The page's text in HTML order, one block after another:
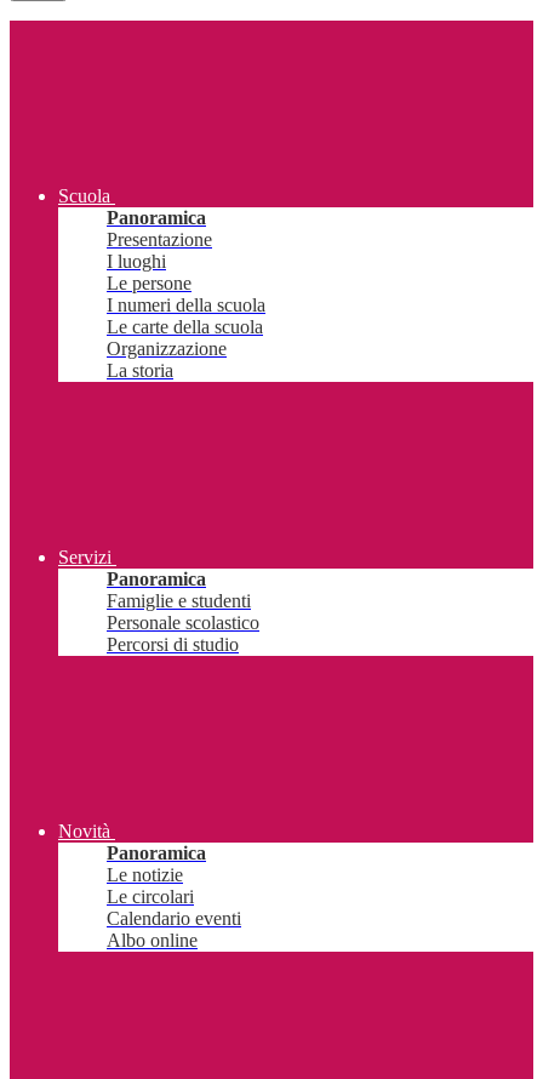
Scuola
Panoramica
Presentazione
I luoghi
Le persone
I numeri della scuola
Le carte della scuola
Organizzazione
La storia
Servizi
Panoramica
Famiglie e studenti
Personale scolastico
Percorsi di studio
Novità
Panoramica
Le notizie
Le circolari
Calendario eventi
Albo online